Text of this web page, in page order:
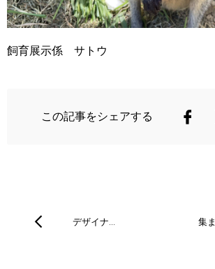
飼育展示係 サトウ
この記事をシェアする
デザイナ… 集